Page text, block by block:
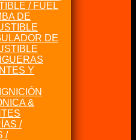
/ FUEL
DE
DE
Y
&
/
/